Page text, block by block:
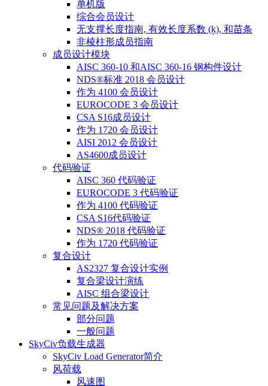
单机版
综合会员设计
无支撑长度指南, 有效长度系数 (ķ), 和苗条
非棱柱形成员指南
成员设计模块
AISC 360-10 和AISC 360-16 钢构件设计
NDS®标准 2018 会员设计
作为 4100 会员设计
EUROCODE 3 会员设计
CSA S16成员设计
作为 1720 会员设计
AISI 2012 会员设计
AS4600成员设计
代码验证
AISC 360 代码验证
EUROCODE 3 代码验证
作为 4100 代码验证
CSA S16代码验证
NDS® 2018 代码验证
作为 1720 代码验证
复合设计
AS2327 复合设计实例
复合梁设计演练
AISC 组合梁设计
常见问题及解决方案
部分问题
一般问题
SkyCiv负载生成器
SkyCiv Load Generator简介
风荷载
风速图